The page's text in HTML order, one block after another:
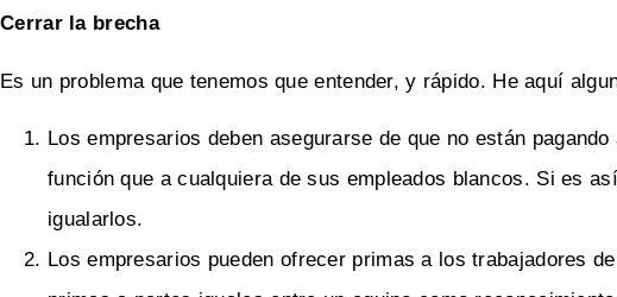
Cerrar la brecha
Es un problema que tenemos que entender, y rápido. He aquí
Los empresarios deben asegurarse de que no están
función que a cualquiera de sus empleados blancos. Si es
igualarlos.
Los empresarios pueden ofrecer primas a los trabajadores